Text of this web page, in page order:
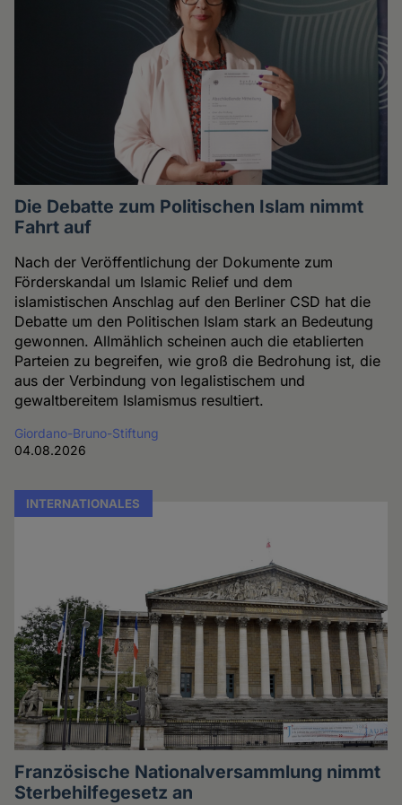
Die Debatte zum Politischen Islam nimmt
Fahrt auf
Nach der Veröffentlichung der Dokumente zum
Förderskandal um Islamic Relief und dem
islamistischen Anschlag auf den Berliner CSD hat die
Debatte um den Politischen Islam stark an Bedeutung
gewonnen. Allmählich scheinen auch die etablierten
Parteien zu begreifen, wie groß die Bedrohung ist, die
aus der Verbindung von legalistischem und
gewaltbereitem Islamismus resultiert.
Giordano-Bruno-Stiftung
04.08.2026
INTERNATIONALES
Französische Nationalversammlung nimmt
Sterbehilfegesetz an